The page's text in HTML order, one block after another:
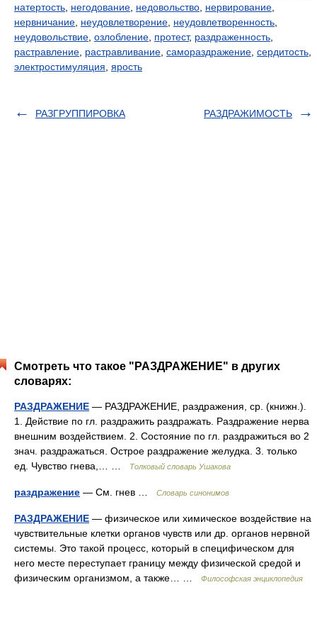
натертость негодование недовольство нервирование
нервничание неудовлетворение неудовлетворенность
неудовольствие озлобление протест, раздраженность
растравление растравливание самораздражение сердитость
электростимуляция ярость
РАЗГРУППИРОВКА РАЗДРАЖИМОСТЬ
Смотреть что такое "РАЗДРАЖЕНИЕ" в других
словарях:
РАЗДРАЖЕНИЕ — РАЗДРАЖЕНИЕ, раздражения, ср. (книжн.).
1. Действие по гл. раздражить раздражать. Раздражение нерва
внешним воздействием. 2. Состояние по гл. раздражиться во 2
знач. раздражаться. Острое раздражение желудка. 3. только
ед. Чувство гнева,… …
Толковый словарь Ушакова
раздражение — См. гнев … Словарь синонимов
РАЗДРАЖЕНИЕ — физическое или химическое воздействие на
чувствительные клетки органов чувств или др. органов нервной
системы. Это такой процесс, который в специфическом для
него месте переступает границу между физической средой и
физическим организмом, а также… …
Философская энциклопедия